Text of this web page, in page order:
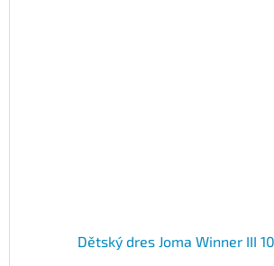
Dětský dres Joma Winner III